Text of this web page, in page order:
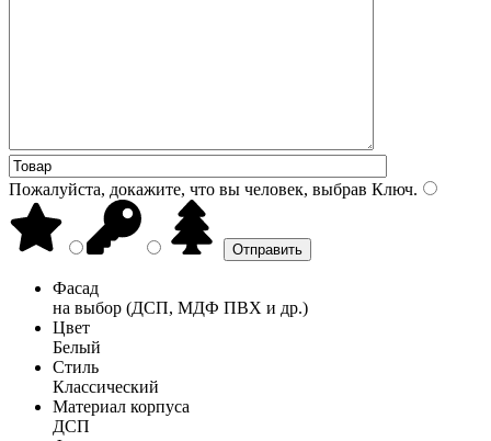
Пожалуйста, докажите, что вы человек, выбрав Ключ.
Фасад
на выбор (ДСП, МДФ ПВХ и др.)
Цвет
Белый
Стиль
Классический
Материал корпуса
ДСП